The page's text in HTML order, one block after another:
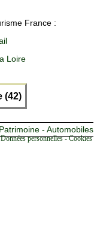
France :
Loire
(42)
- Automobiles
Données personnelles -